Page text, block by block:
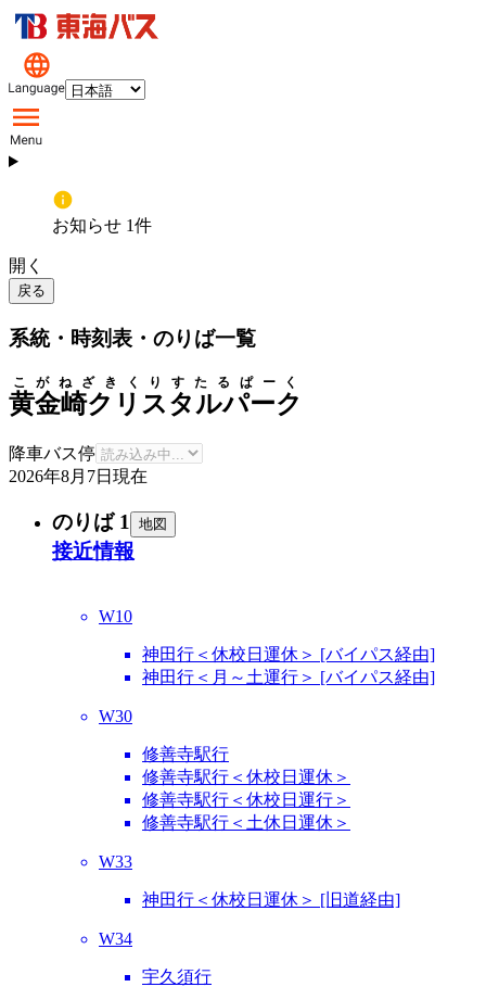
お知らせ 1件
開く
戻る
系統・時刻表・のりば一覧
黄金崎クリスタルパーク
こがねざきくりすたるぱーく
降車バス停
2026年8月7日 現在
のりば 1 地図
接近情報
W10
神田行＜休校日運休＞ [バイパス経由]
神田行＜月～土運行＞ [バイパス経由]
W30
修善寺駅行
修善寺駅行＜休校日運休＞
修善寺駅行＜休校日運行＞
修善寺駅行＜土休日運休＞
W33
神田行＜休校日運休＞ [旧道経由]
W34
宇久須行